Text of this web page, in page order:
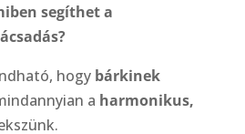
segíthet a
hogy bárkinek
a harmonikus,